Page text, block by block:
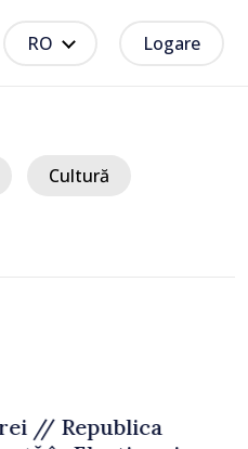
RO Logare
Cultură